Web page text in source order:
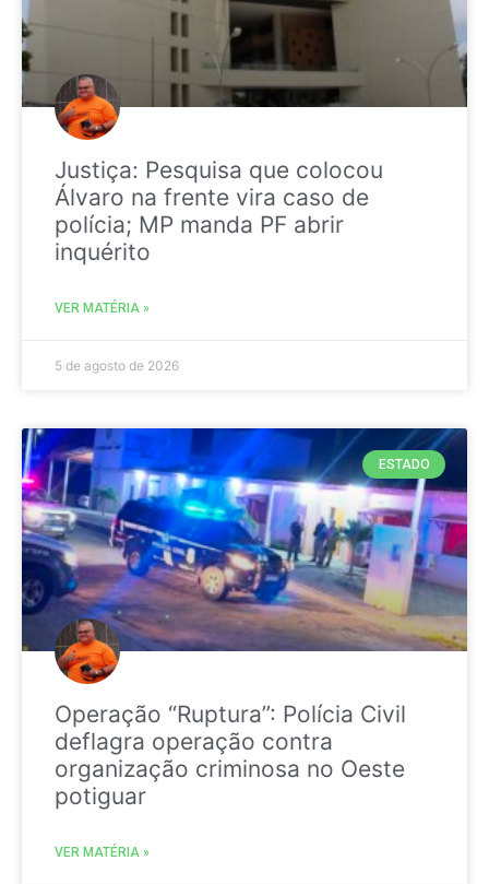
Justiça: Pesquisa que colocou
Álvaro na frente vira caso de
polícia; MP manda PF abrir
inquérito
VER MATÉRIA »
5 de agosto de 2026
ESTADO
Operação “Ruptura”: Polícia Civil
deflagra operação contra
organização criminosa no Oeste
potiguar
VER MATÉRIA »